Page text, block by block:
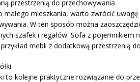
przestrzenią do przechowywania
małego mieszkania, warto zwrócić
W ten sposób można
szafek i regałów. Sofa z pojemnikiem
mebli z dodatkową przestrzenią
to kolejne praktyczne rozwiązanie do